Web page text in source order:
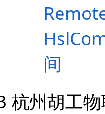
间
杭州胡工